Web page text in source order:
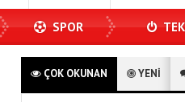
SPOR
ÇOK OKUNAN YENİ